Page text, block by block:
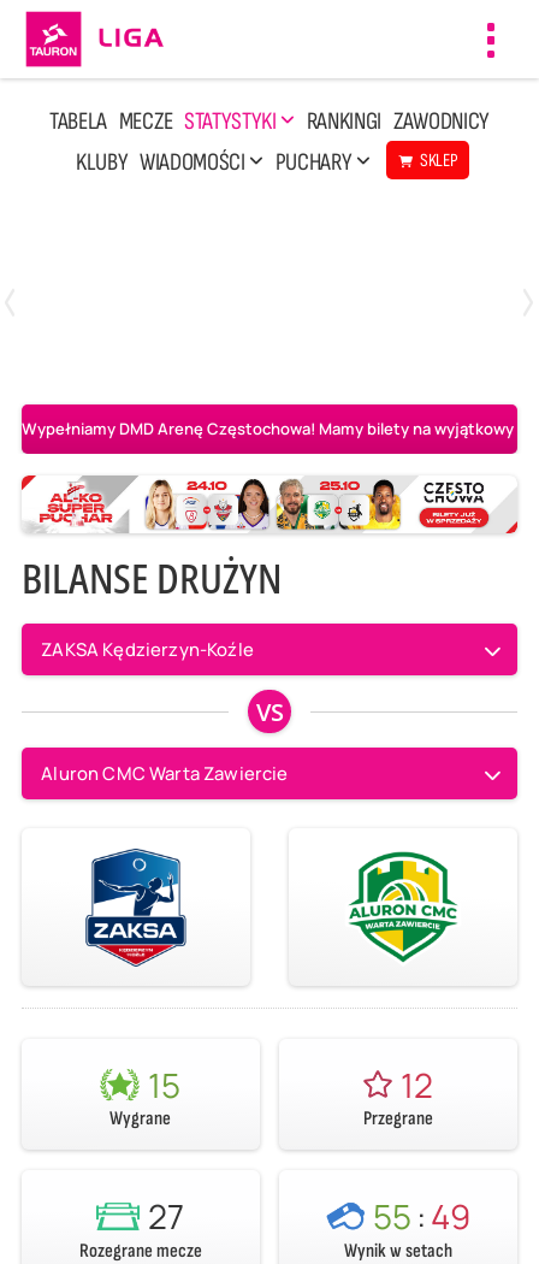
TABELA MECZE STATYSTYKI RANKINGI ZAWODNICY
KLUBY WIADOMOŚCI PUCHARY SKLEP
Wypełniamy DMD Arenę Częstochowa! Mamy bilety na wyjątkowy
BILANSE DRUŻYN
ZAKSA Kędzierzyn-Koźle
VS
Aluron CMC Warta Zawiercie
15
Wygrane
12
Przegrane
27
Rozegrane mecze
55 :49
Wynik w setach